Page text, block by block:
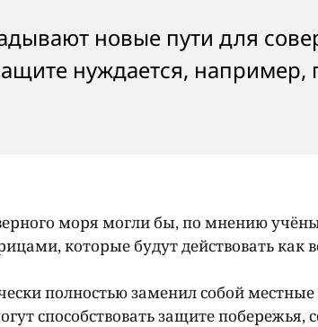
новые пути для
нуждается, например,
моря могли бы, по мнению
которые будут действовать как
полностью заменил собой
способствовать защите побережья,